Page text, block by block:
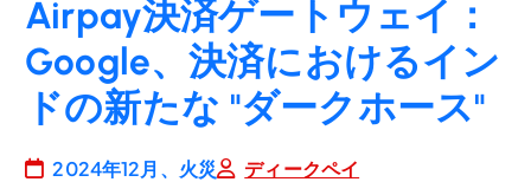
Airpay決済ゲートウェイ：
Google、決済におけるイン
ドの新たな "ダークホース"
2024年12月、火災
ディークペイ